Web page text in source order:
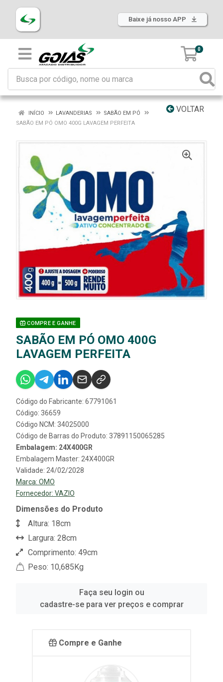
Baixe já nosso APP
0
VOLTAR
INÍCIO LAVANDERIAS
SABÃO EM PÓ
SABÃO EM PÓ OMO 400G LAVAGEM PERFEITA
COMPRE E GANHE
SABÃO EM PÓ OMO 400G
LAVAGEM PERFEITA
Código do Fabricante: 67791061
Código: 36659
Código NCM: 34025000
Código de Barras do Produto: 37891150065285
Embalagem: 24X400GR
Embalagem Master: 24X400GR
Validade: 24/02/2028
Marca: OMO
Fornecedor: VAZIO
Dimensões do Produto
Altura: 18cm
Largura: 28cm
Comprimento: 49cm
Peso: 10,685Kg
Faça seu login ou
cadastre-se para ver preços e comprar
Compre e Ganhe